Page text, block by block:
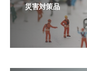
災害対策品